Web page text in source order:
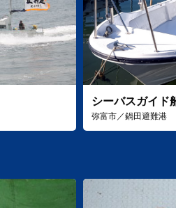
シーバスガイド
弥富市／鍋田避難港